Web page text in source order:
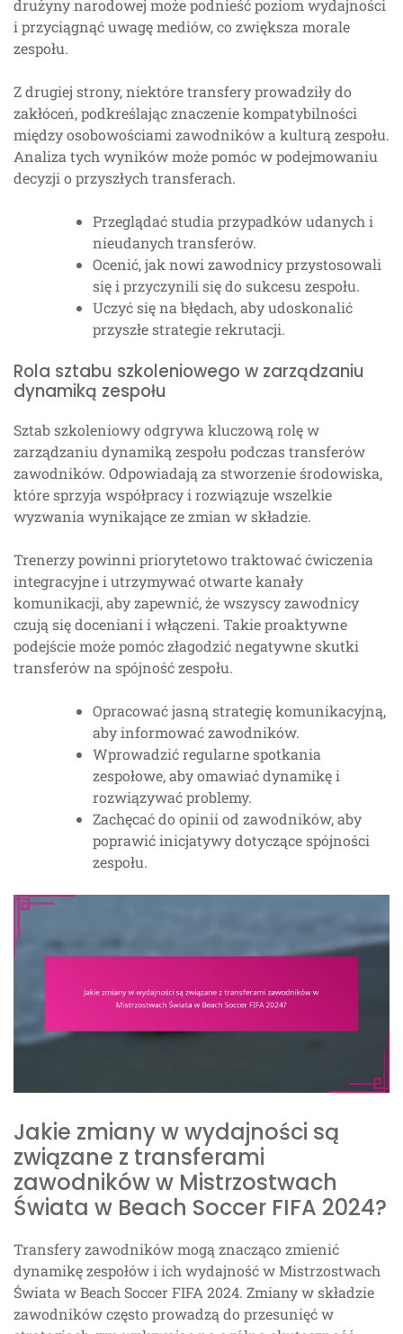
drużyny narodowej może podnieść poziom wydajności
i przyciągnąć uwagę mediów, co zwiększa morale
zespołu.
Z drugiej strony, niektóre transfery prowadziły do
zakłóceń, podkreślając znaczenie kompatybilności
między osobowościami zawodników a kulturą zespołu.
Analiza tych wyników może pomóc w podejmowaniu
decyzji o przyszłych transferach.
Przeglądać studia przypadków udanych i
nieudanych transferów.
Ocenić, jak nowi zawodnicy przystosowali
się i przyczynili się do sukcesu zespołu.
Uczyć się na błędach, aby udoskonalić
przyszłe strategie rekrutacji.
Rola sztabu szkoleniowego w zarządzaniu
dynamiką zespołu
Sztab szkoleniowy odgrywa kluczową rolę w
zarządzaniu dynamiką zespołu podczas transferów
zawodników. Odpowiadają za stworzenie środowiska,
które sprzyja współpracy i rozwiązuje wszelkie
wyzwania wynikające ze zmian w składzie.
Trenerzy powinni priorytetowo traktować ćwiczenia
integracyjne i utrzymywać otwarte kanały
komunikacji, aby zapewnić, że wszyscy zawodnicy
czują się doceniani i włączeni. Takie proaktywne
podejście może pomóc złagodzić negatywne skutki
transferów na spójność zespołu.
Opracować jasną strategię komunikacyjną,
aby informować zawodników.
Wprowadzić regularne spotkania
zespołowe, aby omawiać dynamikę i
rozwiązywać problemy.
Zachęcać do opinii od zawodników, aby
poprawić inicjatywy dotyczące spójności
zespołu.
Jakie zmiany w wydajności są
związane z transferami
zawodników w Mistrzostwach
Świata w Beach Soccer FIFA 2024?
Transfery zawodników mogą znacząco zmienić
dynamikę zespołów i ich wydajność w Mistrzostwach
Świata w Beach Soccer FIFA 2024. Zmiany w składzie
zawodników często prowadzą do przesunięć w